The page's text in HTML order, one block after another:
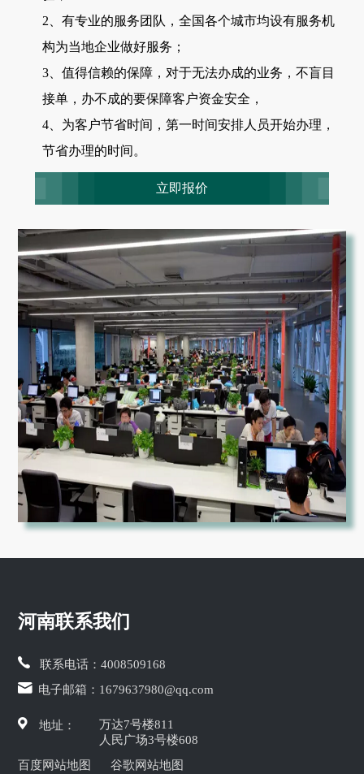
2、有专业的服务团队，全国各个城市均设有服务机
构为当地企业做好服务；
3、值得信赖的保障，对于无法办成的业务，不盲目
接单，办不成的要保障客户资金安全，
4、为客户节省时间，第一时间安排人员开始办理，
节省办理的时间。
立即报价
河南联系我们
联系电话：4008509168
电子邮箱： 1679637980@qq.com
地址：
万达7号楼811
人民广场3号楼608
百度网站地图
谷歌网站地图